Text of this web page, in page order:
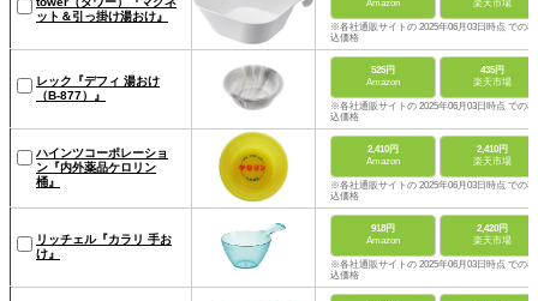
ット＆引っ掛け湯おけ』
Amazon
楽天市場
※各社通販サイトの 2025年06月03日時点 での税
込価格
レック『デフィ 湯おけ
（B-877）』
525円
Amazon
435円
楽天市場
※各社通販サイトの 2025年06月03日時点 での税
込価格
ハインツコーポレーショ
ン『内外薬品ケロリン
桶』
2,410円
Amazon
2,410円
楽天市場
※各社通販サイトの 2025年06月03日時点 での税
込価格
リッチェル『カラリ 手お
け』
918円
Amazon
2,420円
楽天市場
※各社通販サイトの 2025年06月03日時点 での税
込価格